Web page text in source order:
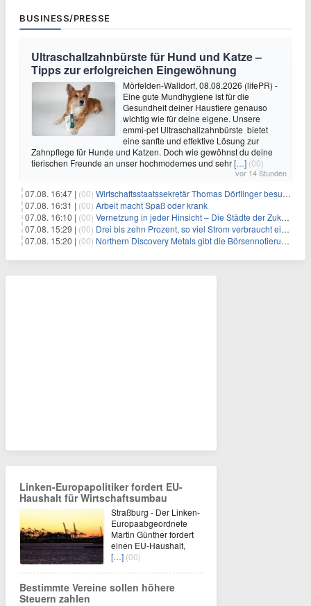
BUSINESS/PRESSE
Ultraschallzahnbürste für Hund und Katze –
Tipps zur erfolgreichen Eingewöhnung
Mörfelden-Walldorf, 08.08.2026 (lifePR) -
Eine gute Mundhygiene ist für die
Gesundheit deiner Haustiere genauso
wichtig wie für deine eigene. Unsere
emmi-pet Ultraschallzahnbürste bietet
eine sanfte und effektive Lösung zur
Zahnpflege für Hunde und Katzen. Doch wie gewöhnst du deine
tierischen Freunde an unser hochmodernes und sehr[…] (00)
vor 14 Stunden
07.08. 16:47 | (00) Wirtschaftsstaatssekretär Thomas Dörflinger besucht Handwerksbetrieb im Kammerbezirk Freiburg
07.08. 16:31 | (00) Arbeit macht Spaß oder krank
07.08. 16:10 | (00) Vernetzung in jeder Hinsicht – Die Städte der Zukunft sind grün-blau
07.08. 15:29 | (00) Drei bis zehn Prozent, so viel Strom verbraucht ein Aufzug im Gebäude
07.08. 15:20 | (00) Northern Discovery Metals gibt die Börsennotierung an der Frankfurter Wertpapierbörse bekannt
Linken-Europapolitiker fordert EU-
Haushalt für Wirtschaftsumbau
Straßburg - Der Linken-
Europaabgeordnete
Martin Günther fordert
einen EU-Haushalt,
[…] (00)
Bestimmte Vereine sollen höhere
Steuern zahlen